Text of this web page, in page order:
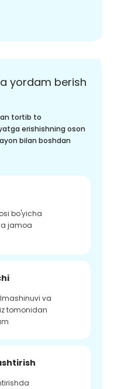
yordam berish
tortib to
erishishning oson
bilan boshdan
bo'yicha
jamoa
va
tomonidan